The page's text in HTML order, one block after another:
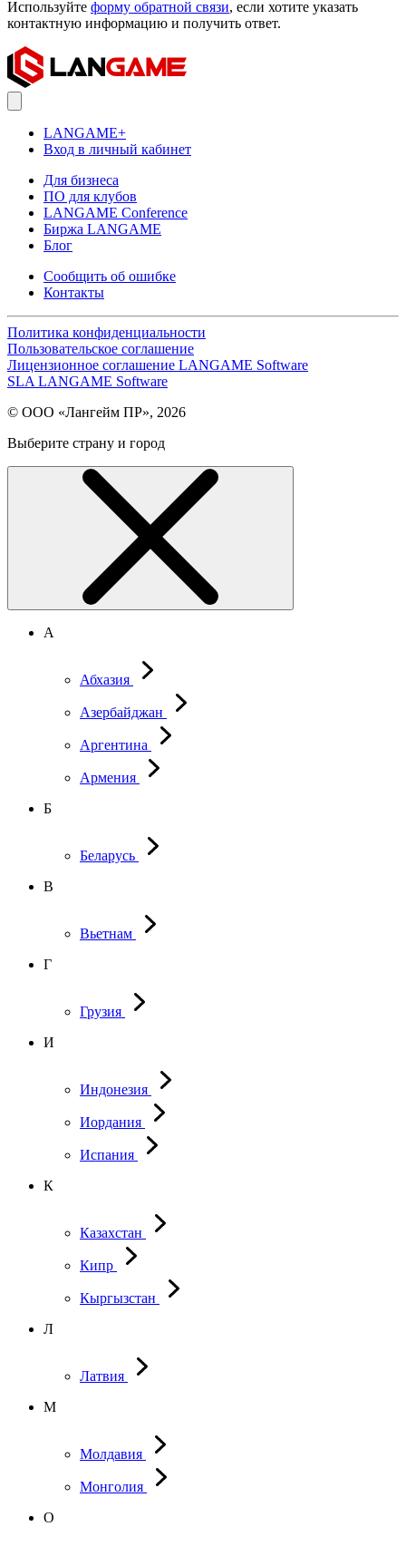
Используйте форму обратной связи, если хотите указать
контактную информацию и получить ответ.
LANGAME+
Вход в личный кабинет
Для бизнеса
ПО для клубов
LANGAME Conference
Биржа LANGAME
Блог
Сообщить об ошибке
Контакты
Политика конфиденциальности
Пользовательское соглашение
Лицензионное соглашение LANGAME Software
SLA LANGAME Software
© ООО «Лангейм ПР», 2026
Выберите страну и город
А
Абхазия
Азербайджан
Аргентина
Армения
Б
Беларусь
В
Вьетнам
Г
Грузия
И
Индонезия
Иордания
Испания
К
Казахстан
Кипр
Кыргызстан
Л
Латвия
М
Молдавия
Монголия
О